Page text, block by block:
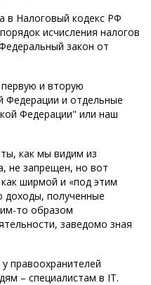
в Налоговый кодекс РФ
исчисления налогов
закон от
и вторую
Федерации и отдельные
Федерации" или наш
как мы видим из
не запрещен, но вот
ширмой и «под этим
доходы, полученные
то образом
заведомо зная
правоохранителей
– специалистам в IT.